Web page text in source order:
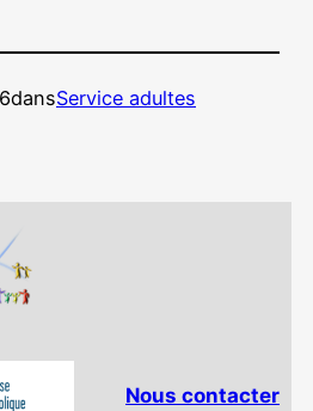
dansService adultes
Nous contacter